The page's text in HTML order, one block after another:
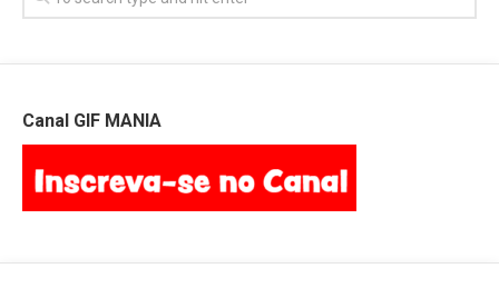
Canal GIF MANIA